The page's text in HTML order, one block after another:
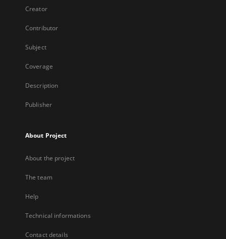
Creator
Contributor
Subject
Coverage
Description
Publisher
About Project
About the project
The team
Help
Technical informations
Contact details